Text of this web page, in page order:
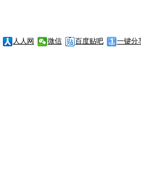
人人网 微信 百度贴吧 一键分